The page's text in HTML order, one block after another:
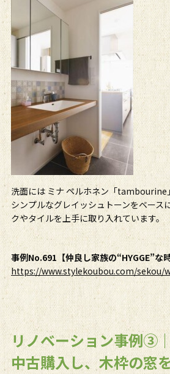
洗面には ミナ ペルホネン「tambourine
シンプルなグレイッシュトーンをベース
クやタイルを上手に取り入れています。
事例No.691【仲良し家族の“HYGGE”な
https://www.stylekoubou.com/sekou/
リノベーション事例③
中古購入し、木枠の窓